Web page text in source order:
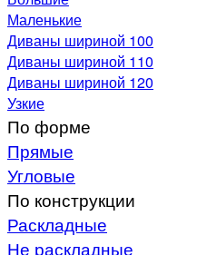
Маленькие
Диваны шириной 100
Диваны шириной 110
Диваны шириной 120
Узкие
По форме
Прямые
Угловые
По конструкции
Раскладные
Не раскладные